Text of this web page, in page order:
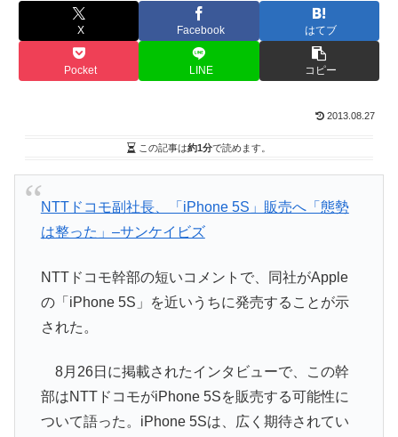
X Facebook はてブ
Pocket LINE コピー
2013.08.27
この記事は約1分で読めます。
NTTドコモ副社長、「iPhone 5S」販売へ「態勢
は整った」–サンケイビズ
NTTドコモ幹部の短いコメントで、同社がApple
の「iPhone 5S」を近いうちに発売することが示
された。
8月26日に掲載されたインタビューで、この幹
部はNTTドコモがiPhone 5Sを販売する可能性に
ついて語った。iPhone 5Sは、広く期待されてい